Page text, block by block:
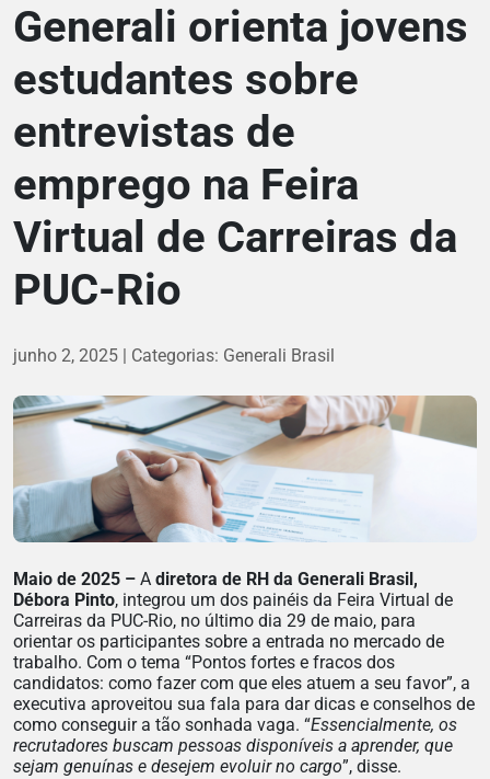
Generali orienta jovens
estudantes sobre
entrevistas de
emprego na Feira
Virtual de Carreiras da
PUC-Rio
junho 2, 2025 Categorias: Generali Brasil
Maio de 2025 – A diretora de RH da Generali Brasil,
Débora Pinto, integrou um dos painéis da Feira Virtual de
Carreiras da PUC-Rio, no último dia 29 de maio, para
orientar os participantes sobre a entrada no mercado de
trabalho. Com o tema “Pontos fortes e fracos dos
candidatos: como fazer com que eles atuem a seu favor”, a
executiva aproveitou sua fala para dar dicas e conselhos de
como conseguir a tão sonhada vaga. “Essencialmente, os
recrutadores buscam pessoas disponíveis a aprender, que
sejam genuínas e desejem evoluir no cargo”, disse.